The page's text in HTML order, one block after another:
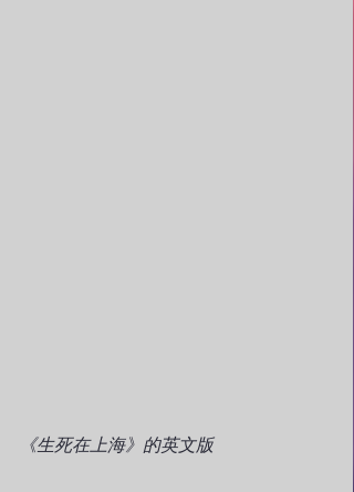
《生死在上海》的英文版